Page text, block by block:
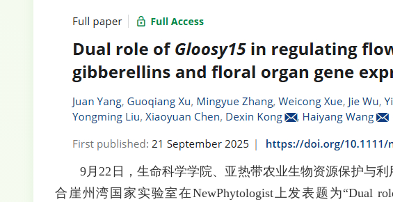
9月22日，生命科学学院、亚热带农业生物资源保护与
合崖州湾国家实验室在NewPhytologist上发表题为“Dual